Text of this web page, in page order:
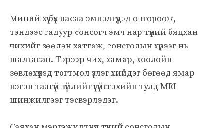
Миний хүү бүх насаа эмнэлгүүдэд өнгөрөөж,
тэндээс гадуур сонсогч эмч нар түүний бяцхан
чихийг зөөлөн хатгаж, сонсголын хүрээг нь
шалгасан. Тэрээр чих, хамар, хоолойн
зөвлөхүүдэд тогтмол үзлэг хийдэг бөгөөд ямар
нэгэн таагүй зүйлийг үгүйсгэхийн тулд MRI
шинжилгээг тэсвэрлэдэг.